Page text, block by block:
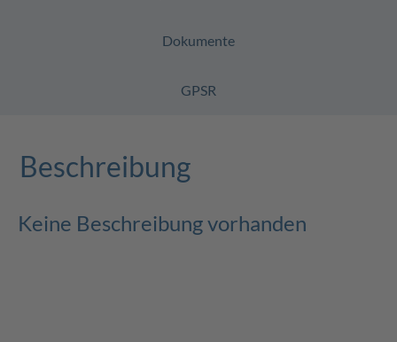
Dokumente
GPSR
Beschreibung
Keine Beschreibung vorhanden